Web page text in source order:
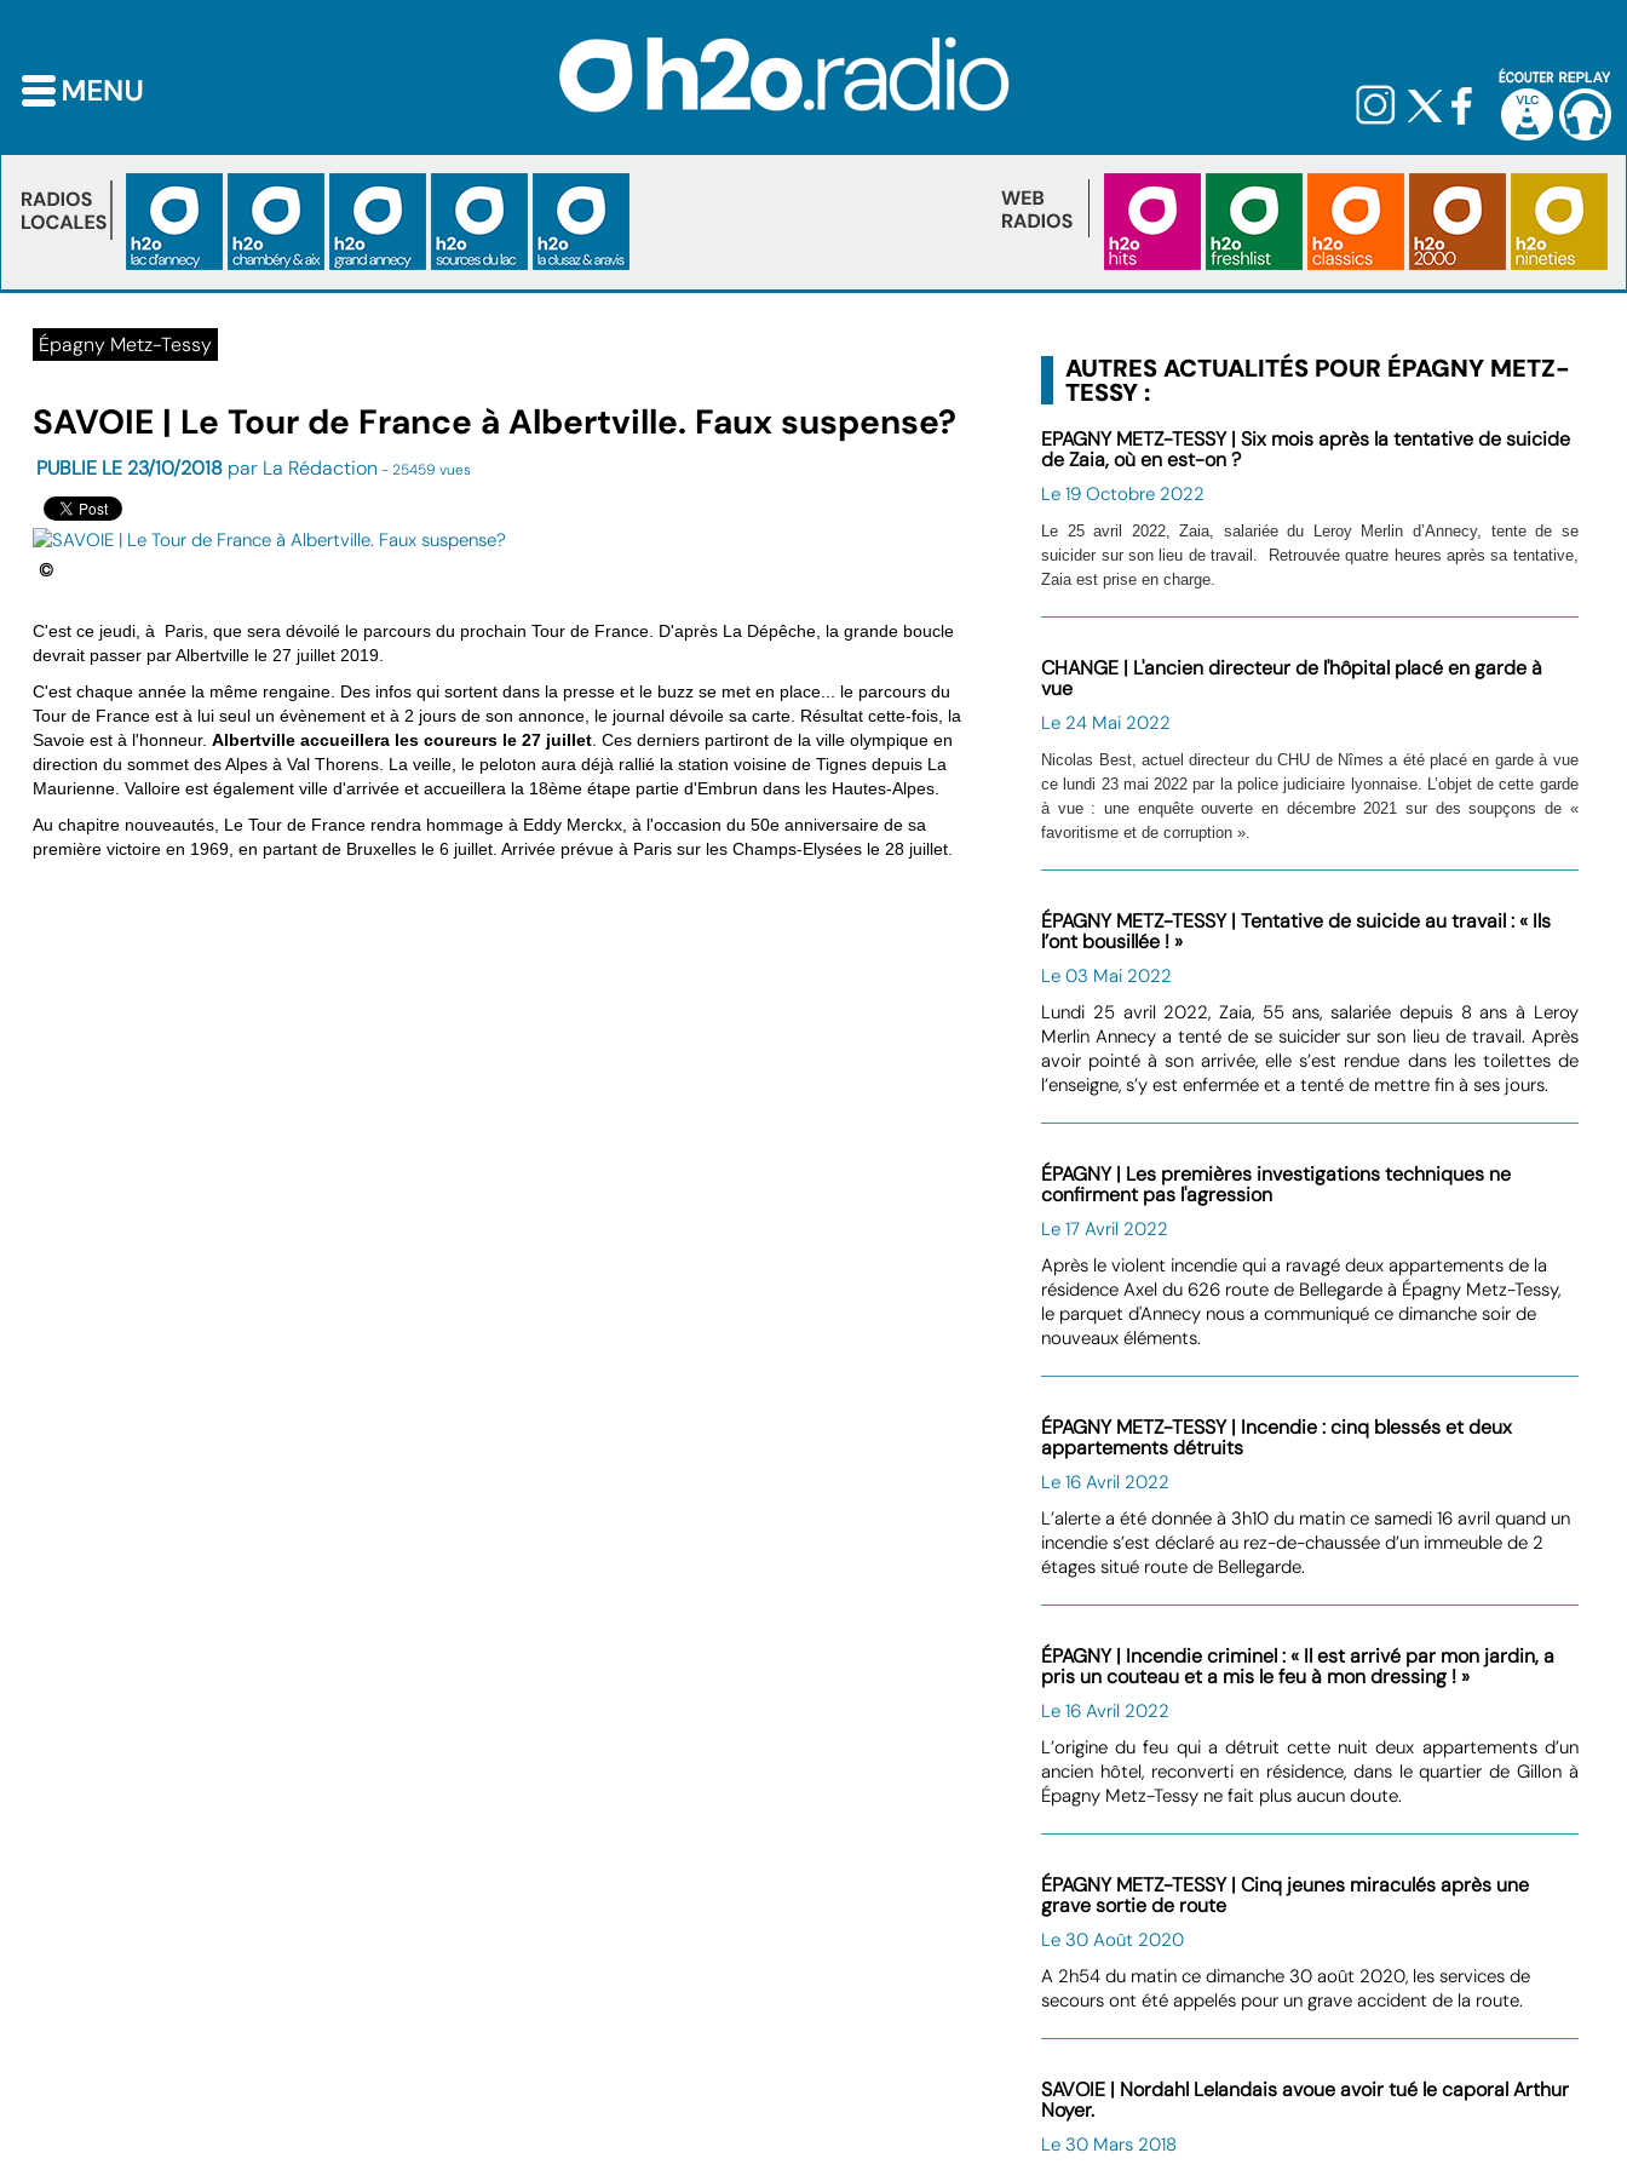
Épagny Metz-Tessy
SAVOIE | Le Tour de France à Albertville. Faux suspense?
PUBLIE LE 23/10/2018par La Rédaction - 25459 vues
©
C'est ce jeudi, à Paris, que sera dévoilé le parcours du prochain Tour de France. D'après La Dépêche, la grande boucle
devrait passer par Albertville le 27 juillet 2019.
C'est chaque année la même rengaine. Des infos qui sortent dans la presse et le buzz se met en place... le parcours du
Tour de France est à lui seul un évènement et à 2 jours de son annonce, le journal dévoile sa carte. Résultat cette-fois, la
Savoie est à l'honneur. Albertville accueillera les coureurs le 27 juillet. Ces derniers partiront de la ville olympique en
direction du sommet des Alpes à Val Thorens. La veille, le peloton aura déjà rallié la station voisine de Tignes depuis La
Maurienne. Valloire est également ville d'arrivée et accueillera la 18ème étape partie d'Embrun dans les Hautes-Alpes.
Au chapitre nouveautés, Le Tour de France rendra hommage à Eddy Merckx, à l'occasion du 50e anniversaire de sa
première victoire en 1969, en partant de Bruxelles le 6 juillet. Arrivée prévue à Paris sur les Champs-Elysées le 28 juillet.
AUTRES ACTUALITÉS POUR ÉPAGNY METZ-
TESSY :
EPAGNY METZ-TESSY | Six mois après la tentative de suicide
de Zaia, où en est-on ?
Le 19 Octobre 2022
Le 25 avril 2022, Zaia, salariée du Leroy Merlin d’Annecy, tente de se
suicider sur son lieu de travail. Retrouvée quatre heures après sa tentative,
Zaia est prise en charge.
CHANGE | L'ancien directeur de l'hôpital placé en garde à
vue
Le 24 Mai 2022
Nicolas Best, actuel directeur du CHU de Nîmes a été placé en garde à vue
ce lundi 23 mai 2022 par la police judiciaire lyonnaise. L’objet de cette garde
à vue : une enquête ouverte en décembre 2021 sur des soupçons de «
favoritisme et de corruption ».
ÉPAGNY METZ-TESSY | Tentative de suicide au travail : « Ils
l’ont bousillée ! »
Le 03 Mai 2022
Lundi 25 avril 2022, Zaia, 55 ans, salariée depuis 8 ans à Leroy
Merlin Annecy a tenté de se suicider sur son lieu de travail. Après
avoir pointé à son arrivée, elle s’est rendue dans les toilettes de
l’enseigne, s’y est enfermée et a tenté de mettre fin à ses jours.
ÉPAGNY | Les premières investigations techniques ne
confirment pas l'agression
Le 17 Avril 2022
Après le violent incendie qui a ravagé deux appartements de la
résidence Axel du 626 route de Bellegarde à Épagny Metz-Tessy,
le parquet d'Annecy nous a communiqué ce dimanche soir de
nouveaux éléments.
ÉPAGNY METZ-TESSY | Incendie : cinq blessés et deux
appartements détruits
Le 16 Avril 2022
L’alerte a été donnée à 3h10 du matin ce samedi 16 avril quand un
incendie s’est déclaré au rez-de-chaussée d’un immeuble de 2
étages situé route de Bellegarde.
ÉPAGNY | Incendie criminel : « Il est arrivé par mon jardin, a
pris un couteau et a mis le feu à mon dressing ! »
Le 16 Avril 2022
L’origine du feu qui a détruit cette nuit deux appartements d’un
ancien hôtel, reconverti en résidence, dans le quartier de Gillon à
Épagny Metz-Tessy ne fait plus aucun doute.
ÉPAGNY METZ-TESSY | Cinq jeunes miraculés après une
grave sortie de route
Le 30 Août 2020
A 2h54 du matin ce dimanche 30 août 2020, les services de
secours ont été appelés pour un grave accident de la route.
SAVOIE | Nordahl Lelandais avoue avoir tué le caporal Arthur
Noyer.
Le 30 Mars 2018